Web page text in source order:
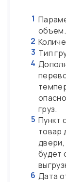
1
объем.
2
3 Тип
4
груз.
5 Пункт
товар
двери,
будет
6 Дата